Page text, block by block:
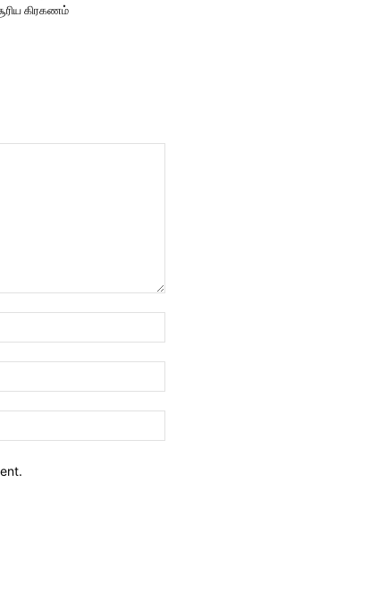
கிரகணம்